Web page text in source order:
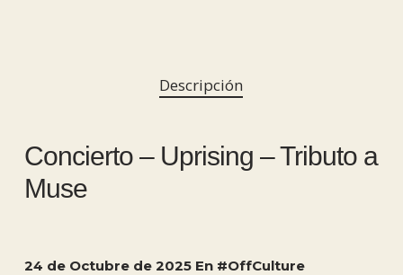
Descripción
Concierto – Uprising – Tributo a
Muse
24 de Octubre de 2025 En #OffCulture